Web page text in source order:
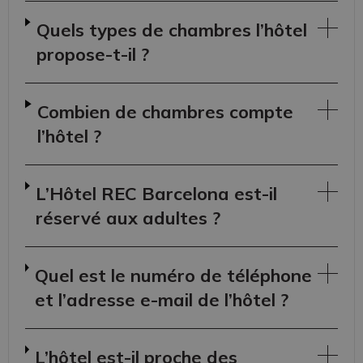
Quels types de chambres l’hôtel
propose-t-il ?
Combien de chambres compte
l’hôtel ?
L’Hôtel REC Barcelona est-il
réservé aux adultes ?
Quel est le numéro de téléphone
et l’adresse e-mail de l’hôtel ?
L’hôtel est-il proche des